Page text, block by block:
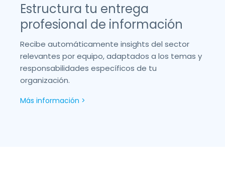
Estructura tu entrega
profesional de información
Recibe automáticamente insights del sector
relevantes por equipo, adaptados a los temas y
responsabilidades específicos de tu
organización.
Más información >